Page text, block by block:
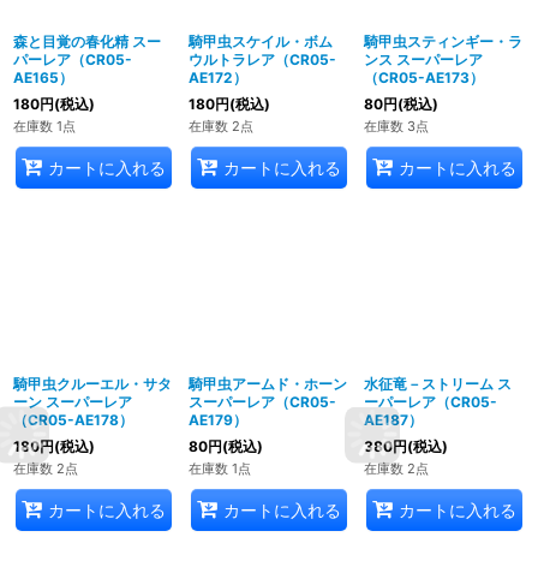
森と目覚の春化精 スー
パーレア（CR05-
AE165）
180円(税込)
在庫数 1点
カートに入れる
騎甲虫スケイル・ボム
ウルトラレア（CR05-
AE172）
180円(税込)
在庫数 2点
カートに入れる
騎甲虫スティンギー・ラ
ンス スーパーレア
（CR05-AE173）
80円(税込)
在庫数 3点
カートに入れる
騎甲虫クルーエル・サタ
ーン スーパーレア
（CR05-AE178）
180円(税込)
在庫数 2点
カートに入れる
騎甲虫アームド・ホーン
スーパーレア（CR05-
AE179）
80円(税込)
在庫数 1点
カートに入れる
水征竜－ストリーム ス
ーパーレア（CR05-
AE187）
380円(税込)
在庫数 2点
カートに入れる